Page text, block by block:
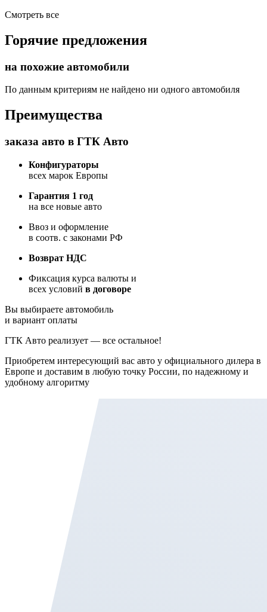
Смотреть все
Горячие предложения
на похожие автомобили
По данным критериям не найдено ни одного автомобиля
Преимущества
заказа авто в ГТК Авто
Конфигураторы
всех марок Европы
Гарантия 1 год
на все новые авто
Ввоз и оформление
в соотв. с законами РФ
Возврат НДС
Фиксация курса валюты и
всех условий в договоре
Вы выбираете автомобиль
и вариант оплаты
ГТК Авто реализует — все остальное!
Приобретем интересующий вас авто у официального дилера в
Европе и доставим в любую точку России, по надежному и
удобному алгоритму